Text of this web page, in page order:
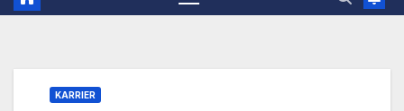
KARRIER